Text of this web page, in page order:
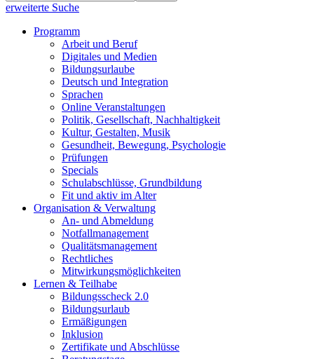
erweiterte Suche
Programm
Arbeit und Beruf
Digitales und Medien
Bildungsurlaube
Deutsch und Integration
Sprachen
Online Veranstaltungen
Politik, Gesellschaft, Nachhaltigkeit
Kultur, Gestalten, Musik
Gesundheit, Bewegung, Psychologie
Prüfungen
Specials
Schulabschlüsse, Grundbildung
Fit und aktiv im Alter
Organisation & Verwaltung
An- und Abmeldung
Notfallmanagement
Qualitätsmanagement
Rechtliches
Mitwirkungsmöglichkeiten
Lernen & Teilhabe
Bildungsscheck 2.0
Bildungsurlaub
Ermäßigungen
Inklusion
Zertifikate und Abschlüsse